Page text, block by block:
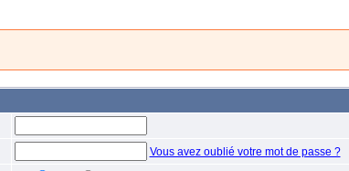
Vous avez oublié votre mot de passe ?